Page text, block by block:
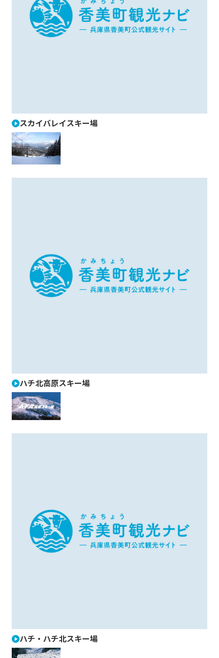
スカイバレイスキー場
ハチ北高原スキー場
ハチ・ハチ北スキー場